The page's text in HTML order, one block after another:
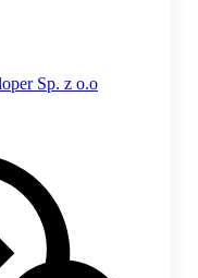
Sp. z o.o